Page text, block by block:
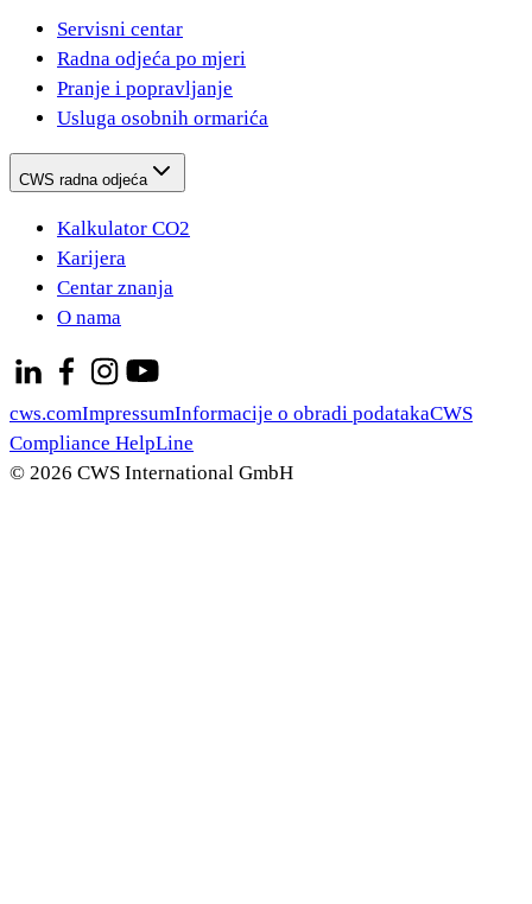
Servisni centar
Radna odjeća po mjeri
Pranje i popravljanje
Usluga osobnih ormarića
CWS radna odjeća
Kalkulator CO2
Karijera
Centar znanja
O nama
cws.comImpressumInformacije o obradi podatakaCWS
Compliance HelpLine
© 2026 CWS International GmbH